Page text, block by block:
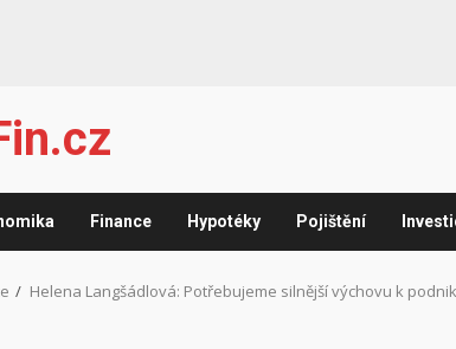
Finance Hypotéky Pojištění
Helena Langšádlová: Potřebujeme silnější výchovu k